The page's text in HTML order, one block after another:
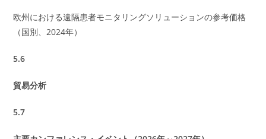
欧州における遠隔患者モニタリングソリューションの参考価格
（国別、2024年）
5.6
貿易分析
5.7